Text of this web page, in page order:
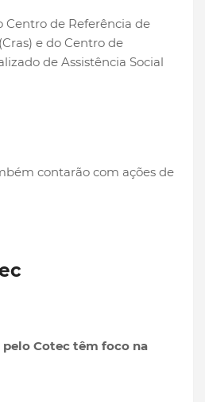
de Referência de
e do Centro de
de Assistência Social
contarão com ações de
Cotec têm foco na